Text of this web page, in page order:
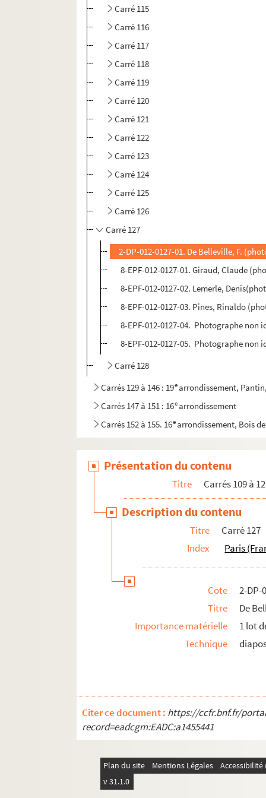
Carré 115
Carré 116
Carré 117
Carré 118
Carré 119
Carré 120
Carré 121
Carré 122
Carré 123
Carré 124
Carré 125
Carré 126
Carré 127
2-DP-012-0127-01. De Belleville, F.
8-EPF-012-0127-01. Giraud, Claude
8-EPF-012-0127-02. Lemerle,
8-EPF-012-0127-03. Pines, Rinaldo
8-EPF-012-0127-04. Photographe non
8-EPF-012-0127-05. Photographe non
Carré 128
Carrés 129 à 146 : 19earrondissement,
Carrés 147 à 151 : 16earrondissement
Carrés 152 à 155. 16earrondissement, Bois
Présentation du contenu
Titre Carrés 109 à
Description du contenu
Titre
Carré 127
Index
Paris
Cote
2-DP-
Titre
De
Importance matérielle
1 lot
Technique
Citer ce document : https://ccfr.bnf.fr/
record=eadcgm:EADC:a1455441
Plan du site Mentions Légales
v 31.1.0